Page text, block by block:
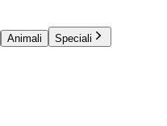
Animali
Speciali